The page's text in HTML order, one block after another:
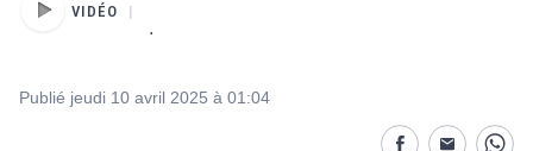
VIDÉO
.
Publié jeudi 10 avril 2025 à 01:04